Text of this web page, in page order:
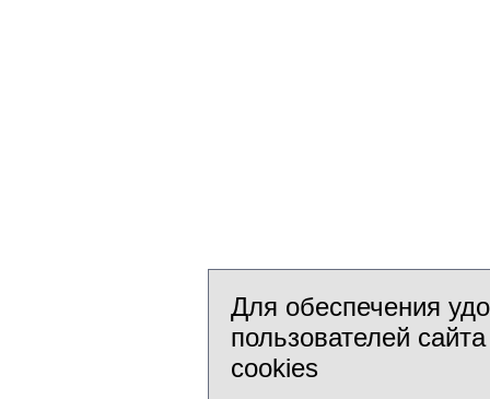
Для обеспечения
пользователей
cookies